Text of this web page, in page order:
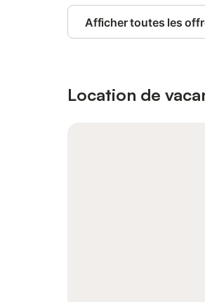
Afficher toutes les
Location de